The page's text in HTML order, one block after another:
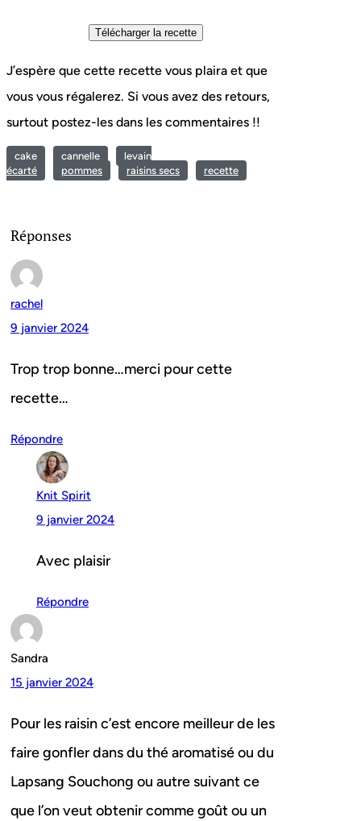
J’espère que cette recette vous plaira et que
vous vous régalerez. Si vous avez des retours,
surtout postez-les dans les commentaires !!
cake cannelle
levain
écarté
pommes raisins secs recette
Réponses
rachel
9 janvier 2024
Trop trop bonne…merci pour cette
recette…
Répondre
Knit Spirit
9 janvier 2024
Avec plaisir
Répondre
Sandra
15 janvier 2024
Pour les raisin c’est encore meilleur de les
faire gonfler dans du thé aromatisé ou du
Lapsang Souchong ou autre suivant ce
que l’on veut obtenir comme goût ou un